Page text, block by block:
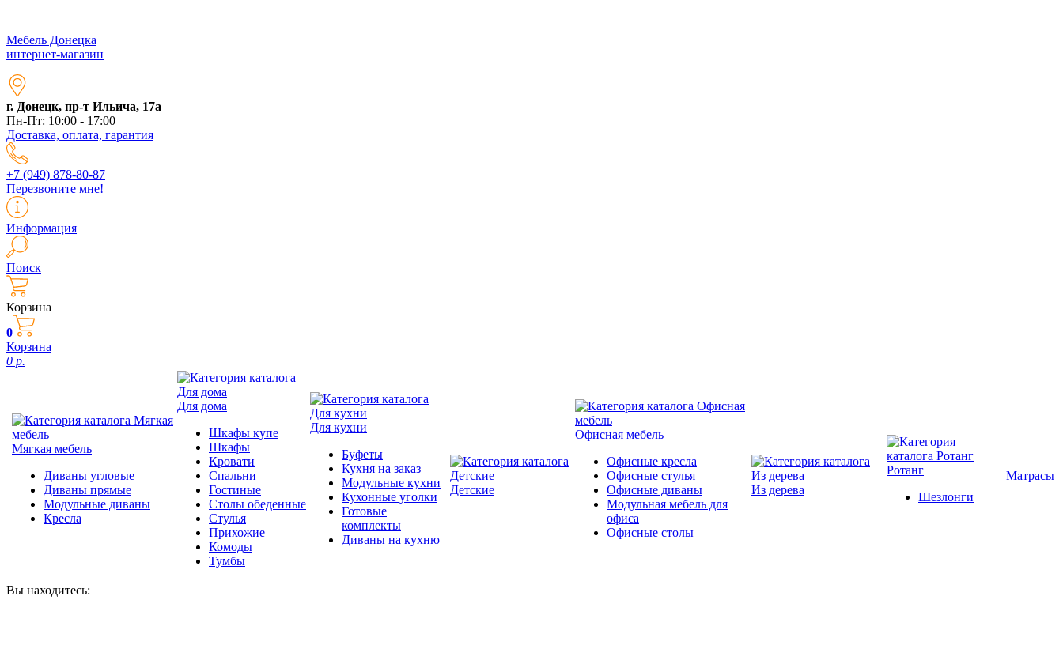
Мебель Донецка
интернет-магазин
г. Донецк, пр-т Ильича, 17а
Пн-Пт: 10:00 - 17:00
Доставка, оплата, гарантия
+7 (949) 878-80-87
Перезвоните мне!
Информация
Поиск
Корзина
0
Корзина
0 р.
Мягкая мебель
Диваны угловые
Диваны прямые
Модульные диваны
Кресла
Для дома
Шкафы купе
Шкафы
Кровати
Спальни
Гостиные
Столы обеденные
Стулья
Прихожие
Комоды
Тумбы
Для кухни
Буфеты
Кухня на заказ
Модульные кухни
Кухонные уголки
Готовые
комплекты
Диваны на кухню
Детские
Офисная мебель
Офисные кресла
Офисные стулья
Офисные диваны
Модульная мебель для
офиса
Офисные столы
Из дерева
Ротанг
Шезлонги
Матрасы
Вы находитесь: